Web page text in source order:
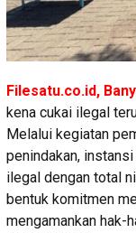
Filesatu.co.id,
kena cukai ilegal
Melalui kegiatan
penindakan,
ilegal dengan total
bentuk komitmen
mengamankan hak-